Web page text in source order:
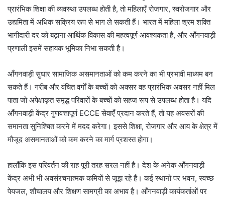
प्रारंभिक शिक्षा की व्यवस्था उपलब्ध होती है, तो महिलाएँ रोजगार, स्वरोजगार और
उद्यमिता में अधिक सक्रिय रूप से भाग ले सकती हैं। भारत में महिला श्रम शक्ति
भागीदारी दर को बढ़ाना आर्थिक विकास की महत्वपूर्ण आवश्यकता है, और आँगनवाड़ी
प्रणाली इसमें सहायक भूमिका निभा सकती है।
आँगनवाड़ी सुधार सामाजिक असमानताओं को कम करने का भी प्रभावी माध्यम बन
सकते हैं। गरीब और वंचित वर्गों के बच्चों को अक्सर वह प्रारंभिक अवसर नहीं मिल
पाता जो अपेक्षाकृत समृद्ध परिवारों के बच्चों को सहज रूप से उपलब्ध होता है। यदि
आँगनवाड़ी केंद्र गुणवत्तापूर्ण ECCE सेवाएँ प्रदान करते हैं, तो यह अवसरों की
समानता सुनिश्चित करने में मदद करेगा। इससे शिक्षा, रोजगार और आय के क्षेत्र में
मौजूद असमानताओं को कम करने का मार्ग प्रशस्त होगा।
हालाँकि इस परिवर्तन की राह पूरी तरह सरल नहीं है। देश के अनेक आँगनवाड़ी
केंद्र अभी भी अवसंरचनात्मक कमियों से जूझ रहे हैं। कई स्थानों पर भवन, स्वच्छ
पेयजल, शौचालय और शिक्षण सामग्री का अभाव है। आँगनवाड़ी कार्यकर्ताओं पर